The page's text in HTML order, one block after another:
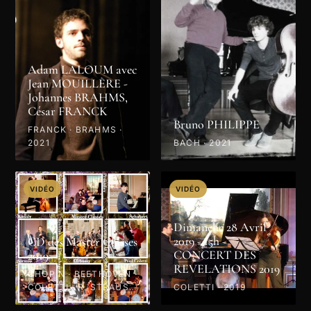
Adam LALOUM avec
Jean MOUILLÈRE -
Johannes BRAHMS,
César FRANCK
FRANCK · BRAHMS ·
2021
Bruno PHILIPPE
BACH · 2021
VIDÉO
CD des Master Classes
2019
CHOPIN · BEETHOVEN ·
COLETTI · R. STRAUSS
· PROKOFIEV · MOZART
VIDÉO
Dimanche 28 Avril
2019 - 15h -
CONCERT DES
REVELATIONS 2019
COLETTI · 2019